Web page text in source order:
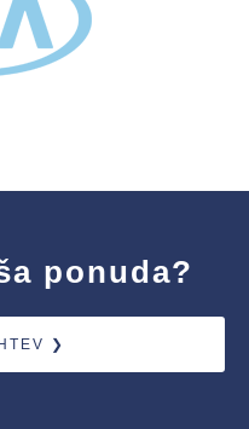
ponuda?
❯